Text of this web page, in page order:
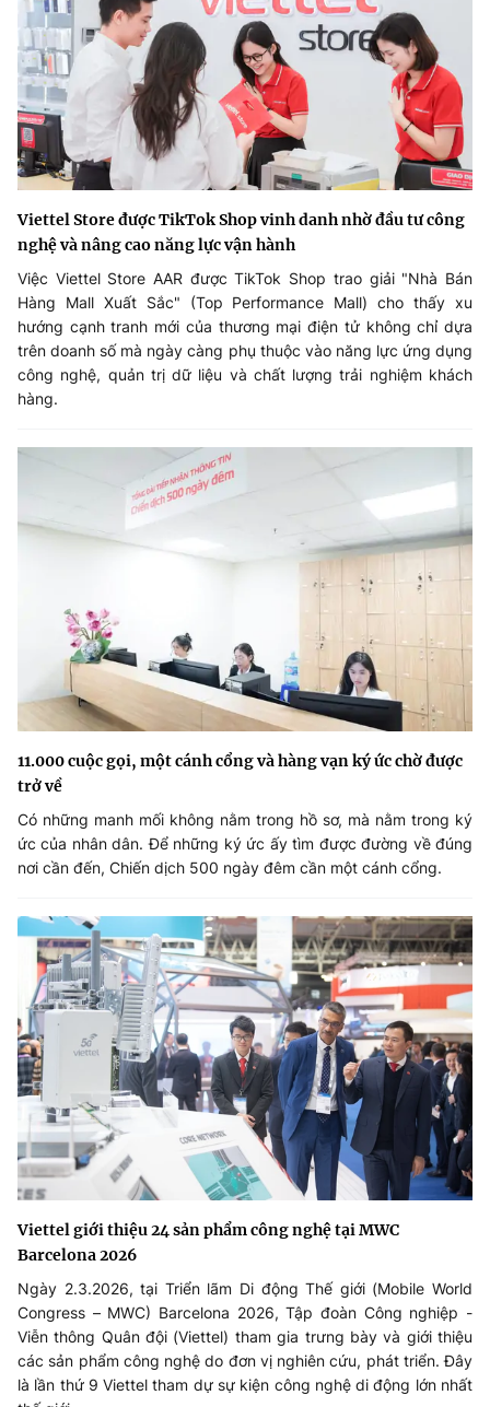
Viettel Store được TikTok Shop vinh danh nhờ đầu tư công
nghệ và nâng cao năng lực vận hành
Việc Viettel Store AAR được TikTok Shop trao giải "Nhà Bán
Hàng Mall Xuất Sắc" (Top Performance Mall) cho thấy xu
hướng cạnh tranh mới của thương mại điện tử không chỉ dựa
trên doanh số mà ngày càng phụ thuộc vào năng lực ứng dụng
công nghệ, quản trị dữ liệu và chất lượng trải nghiệm khách
hàng.
11.000 cuộc gọi, một cánh cổng và hàng vạn ký ức chờ được
trở về
Có những manh mối không nằm trong hồ sơ, mà nằm trong ký
ức của nhân dân. Để những ký ức ấy tìm được đường về đúng
nơi cần đến, Chiến dịch 500 ngày đêm cần một cánh cổng.
Viettel giới thiệu 24 sản phẩm công nghệ tại MWC
Barcelona 2026
Ngày 2.3.2026, tại Triển lãm Di động Thế giới (Mobile World
Congress – MWC) Barcelona 2026, Tập đoàn Công nghiệp -
Viễn thông Quân đội (Viettel) tham gia trưng bày và giới thiệu
các sản phẩm công nghệ do đơn vị nghiên cứu, phát triển. Đây
là lần thứ 9 Viettel tham dự sự kiện công nghệ di động lớn nhất